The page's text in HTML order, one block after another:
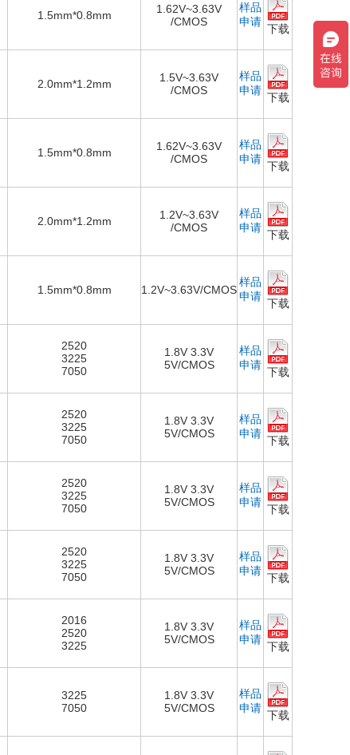
1.5mm*0.8mm
1.62V~3.63V
/CMOS
样品
申请
下载
2.0mm*1.2mm
1.5V~3.63V
/CMOS
样品
申请
下载
1.5mm*0.8mm
1.62V~3.63V
/CMOS
样品
申请
下载
2.0mm*1.2mm
1.2V~3.63V
/CMOS
样品
申请
下载
1.5mm*0.8mm 1.2V~3.63V/CMOS
样品
申请
下载
2520
3225
7050
1.8V 3.3V
5V/CMOS
样品
申请
下载
2520
3225
7050
1.8V 3.3V
5V/CMOS
样品
申请
下载
2520
3225
7050
1.8V 3.3V
5V/CMOS
样品
申请
下载
2520
3225
7050
1.8V 3.3V
5V/CMOS
样品
申请
下载
2016
2520
3225
1.8V 3.3V
5V/CMOS
样品
申请
下载
3225
7050
1.8V 3.3V
5V/CMOS
样品
申请
下载